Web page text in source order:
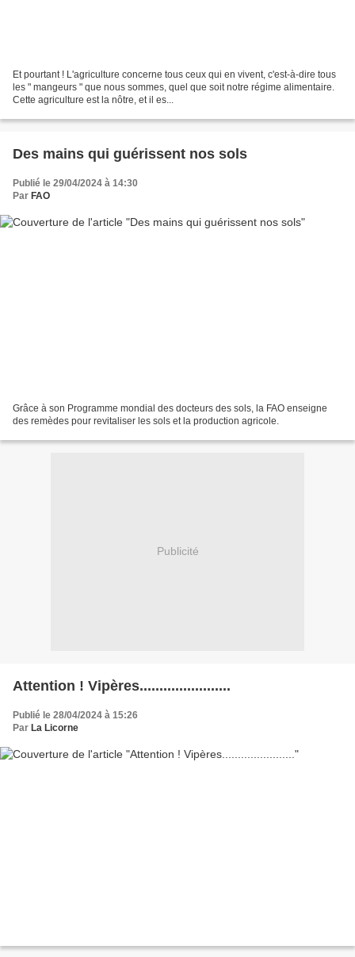
Et pourtant ! L'agriculture concerne tous ceux qui en vivent, c'est-à-dire tous
les " mangeurs " que nous sommes, quel que soit notre régime alimentaire.
Cette agriculture est la nôtre, et il es...
Des mains qui guérissent nos sols
Publié le 29/04/2024 à 14:30
Par FAO
Grâce à son Programme mondial des docteurs des sols, la FAO enseigne
des remèdes pour revitaliser les sols et la production agricole.
Publicité
Attention ! Vipères.......................
Publié le 28/04/2024 à 15:26
Par La Licorne